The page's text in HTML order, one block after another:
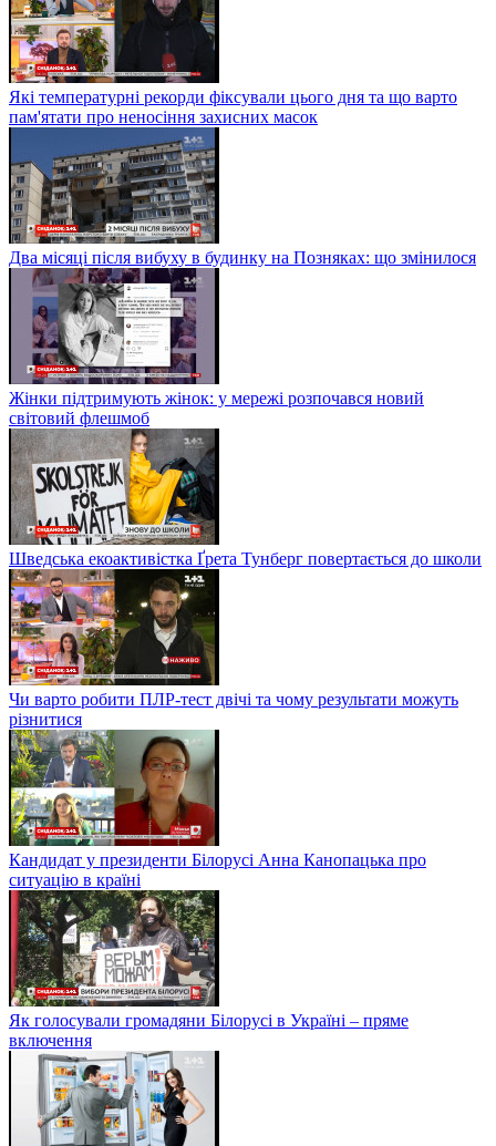
Які температурні рекорди фіксували цього дня та що варто
пам'ятати про неносіння захисних масок
Два місяці після вибуху в будинку на Позняках: що змінилося
Жінки підтримують жінок: у мережі розпочався новий
світовий флешмоб
Шведська екоактивістка Ґрета Тунберг повертається до школи
Чи варто робити ПЛР-тест двічі та чому результати можуть
різнитися
Кандидат у президенти Білорусі Анна Канопацька про
ситуацію в країні
Як голосували громадяни Білорусі в Україні – пряме
включення